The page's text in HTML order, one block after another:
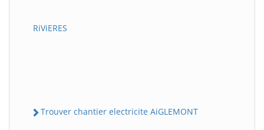
RiViERES
Trouver chantier electricite AiGLEMONT